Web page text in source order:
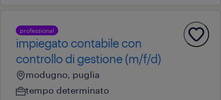
professional
impiegato contabile con
controllo di gestione (m/f/d)
modugno, puglia
tempo determinato